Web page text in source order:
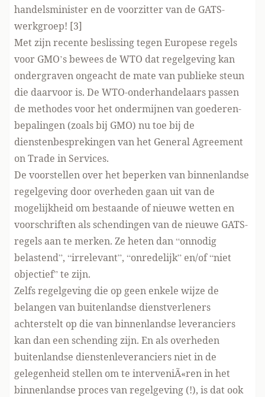
handelsminister en de voorzitter van de GATS-
werkgroep! [3]
Met zijn recente beslissing tegen Europese regels
voor GMO’s bewees de WTO dat regelgeving kan
ondergraven ongeacht de mate van publieke steun
die daarvoor is. De WTO-onderhandelaars passen
de methodes voor het ondermijnen van goederen-
bepalingen (zoals bij GMO) nu toe bij de
dienstenbesprekingen van het General Agreement
on Trade in Services.
De voorstellen over het beperken van binnenlandse
regelgeving door overheden gaan uit van de
mogelijkheid om bestaande of nieuwe wetten en
voorschriften als schendingen van de nieuwe GATS-
regels aan te merken. Ze heten dan “onnodig
belastend”, “irrelevant”, “onredelijk” en/of “niet
objectief” te zijn.
Zelfs regelgeving die op geen enkele wijze de
belangen van buitenlandse dienstverleners
achterstelt op die van binnenlandse leveranciers
kan dan een schending zijn. En als overheden
buitenlandse dienstenleveranciers niet in de
gelegenheid stellen om te interveniÃ«ren in het
binnenlandse proces van regelgeving (!), is dat ook